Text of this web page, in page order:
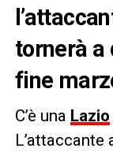
tornerà a
fine
C’è una Lazio